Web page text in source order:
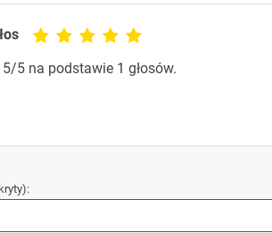
5/5 na podstawie 1 głosów.